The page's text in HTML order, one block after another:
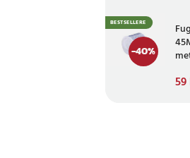
-40%
BESTSELLERE